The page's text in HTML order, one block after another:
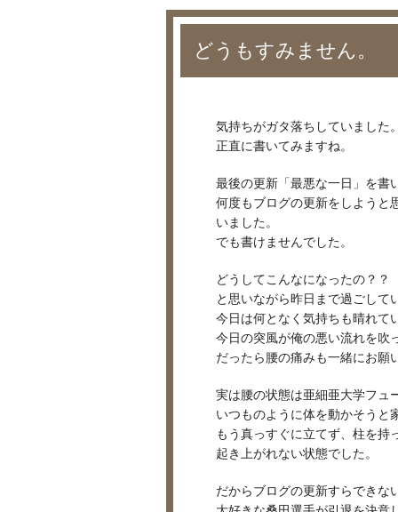
どうもすみません。
気持ちがガタ落ちしていました
正直に書いてみますね。
最後の更新「最悪な一日」を書
何度もブログの更新をしようと
いました。
でも書けませんでした。
どうしてこんなになったの？？
と思いながら昨日まで過ごして
今日は何となく気持ちも晴れて
今日の突風が俺の悪い流れを吹
だったら腰の痛みも一緒にお願
実は腰の状態は亜細亜大学フュ
いつものように体を動かそうと
もう真っすぐに立てず、柱を持
起き上がれない状態でした。
だからブログの更新すらできな